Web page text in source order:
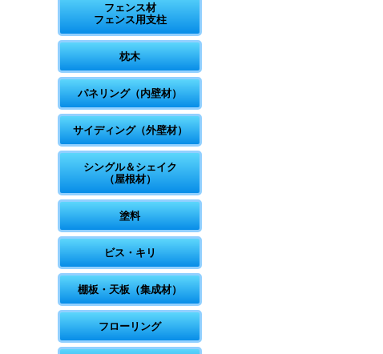
フェンス材
フェンス用支柱
枕木
パネリング（内壁材）
サイディング（外壁材）
シングル＆シェイク
（屋根材）
塗料
ビス・キリ
棚板・天板（集成材）
フローリング